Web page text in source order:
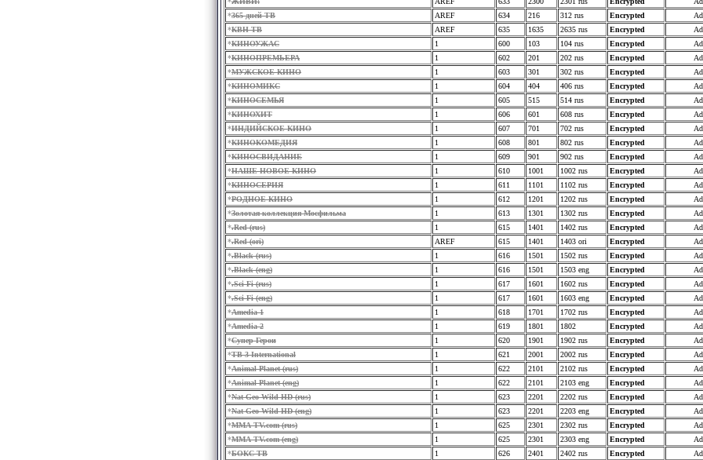
*365 дней ТВ AREF 634 216 312 rus Encrypted
*КВН ТВ AREF 635 1635 2635 rus Encrypted
*КИНОУЖАС 1 600 103 104 rus Encrypted
*КИНОПРЕМЬЕРА 1 602 201 202 rus Encrypted
*МУЖСКОЕ КИНО 1 603 301 302 rus Encrypted
*КИНОМИКС 1 604 404 406 rus Encrypted
*КИНОСЕМЬЯ 1 605 515 514 rus Encrypted
*КИНОХИТ 1 606 601 608 rus Encrypted
*ИНДИЙСКОЕ КИНО 1 607 701 702 rus Encrypted
*КИНОКОМЕДИЯ 1 608 801 802 rus Encrypted
*КИНОСВИДАНИЕ 1 609 901 902 rus Encrypted
*НАШЕ НОВОЕ КИНО 1 610 1001 1002 rus Encrypted
*КИНОСЕРИЯ 1 611 1101 1102 rus Encrypted
*РОДНОЕ КИНО 1 612 1201 1202 rus Encrypted
*Золотая коллекция Мосфильма 1 613 1301 1302 rus Encrypted
*.Red (rus) 1 615 1401 1402 rus Encrypted
*.Red (ori) AREF 615 1401 1403 ori Encrypted
*.Black (rus) 1 616 1501 1502 rus Encrypted
*.Black (eng) 1 616 1501 1503 eng Encrypted
*.Sci-Fi (rus) 1 617 1601 1602 rus Encrypted
*.Sci-Fi (eng) 1 617 1601 1603 eng Encrypted
*Amedia 1 1 618 1701 1702 rus Encrypted
*Amedia 2 1 619 1801 1802 Encrypted
*Супер Герои 1 620 1901 1902 rus Encrypted
*ТВ-3 International 1 621 2001 2002 rus Encrypted
*Animal Planet (rus) 1 622 2101 2102 rus Encrypted
*Animal Planet (eng) 1 622 2101 2103 eng Encrypted
*Nat Geo Wild HD (rus) 1 623 2201 2202 rus Encrypted
*Nat Geo Wild HD (eng) 1 623 2201 2203 eng Encrypted
*MMA-TV.com (rus) 1 625 2301 2302 rus Encrypted
*MMA-TV.com (eng) 1 625 2301 2303 eng Encrypted
*БОКС ТВ 1 626 2401 2402 rus Encrypted